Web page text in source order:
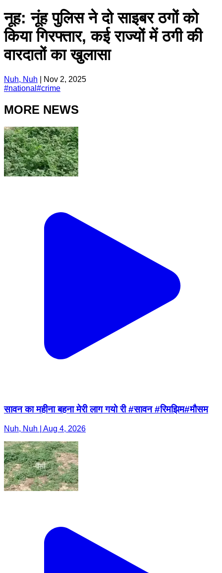
नूह: नूंह पुलिस ने दो साइबर ठगों को
किया गिरफ्तार, कई राज्यों में ठगी की
वारदातों का खुलासा
Nuh, Nuh
Nov 2, 2025
#national #crime
MORE NEWS
सावन का महीना बहना मेरी लाग गयो री #सावन #रिमझिम#मौसम
Nuh, Nuh | Aug 4, 2026